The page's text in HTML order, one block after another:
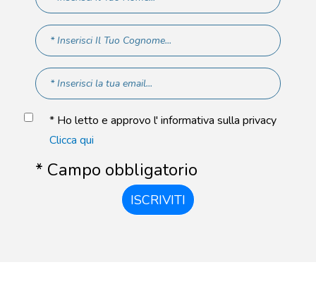
* Ho letto e approvo l' informativa sulla privacy
Clicca qui
* Campo obbligatorio
ISCRIVITI